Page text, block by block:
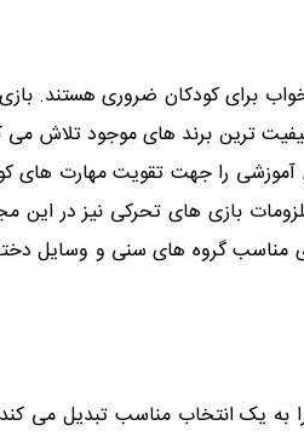
برای کودکان ضروری هستند.
کیفیت ترین برند های موجود تلاش
آموزشی را جهت تقویت مهارت
بازی های تحرکی نیز در این
مناسب گروه های سنی و وسایل
به یک انتخاب مناسب تبدیل می